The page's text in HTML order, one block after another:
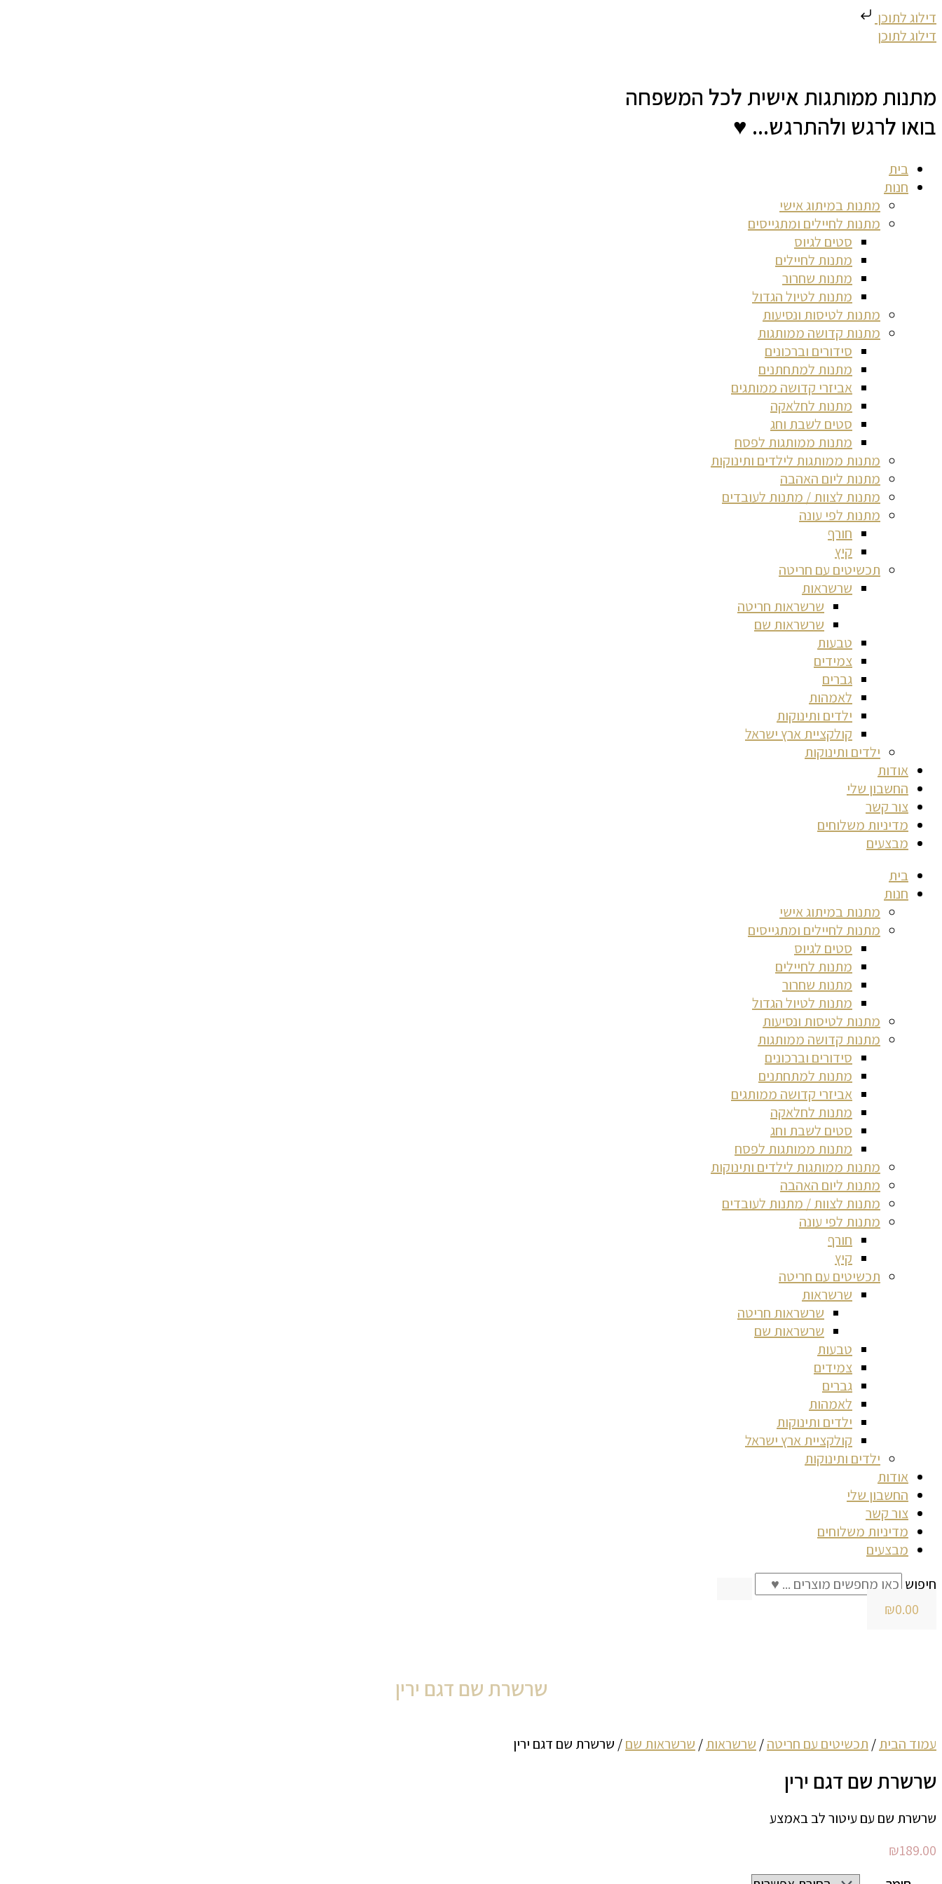
דילוג לתוכן
דילוג לתוכן
מתנות ממותגות אישית לכל המשפחה
בואו לרגש ולהתרגש... ♥
בית
חנות
מתנות במיתוג אישי
מתנות לחיילים ומתגייסים
סטים לגיוס
מתנות לחיילים
מתנות שחרור
מתנות לטיול הגדול
מתנות לטיסות ונסיעות
מתנות קדושה ממותגות
סידורים וברכונים
מתנות למתחתנים
אביזרי קדושה ממותגים
מתנות לחלאקה
סטים לשבת וחג
מתנות ממותגות לפסח
מתנות ממותגות לילדים ותינוקות
מתנות ליום האהבה
מתנות לצוות / מתנות לעובדים
מתנות לפי עונה
חורף
קיץ
תכשיטים עם חריטה
שרשראות
שרשראות חריטה
שרשראות שם
טבעות
צמידים
גברים
לאמהות
ילדים ותינוקות
קולקציית ארץ ישראל
ילדים ותינוקות
אודות
החשבון שלי
צור קשר
מדיניות משלוחים
מבצעים
בית
חנות
מתנות במיתוג אישי
מתנות לחיילים ומתגייסים
סטים לגיוס
מתנות לחיילים
מתנות שחרור
מתנות לטיול הגדול
מתנות לטיסות ונסיעות
מתנות קדושה ממותגות
סידורים וברכונים
מתנות למתחתנים
אביזרי קדושה ממותגים
מתנות לחלאקה
סטים לשבת וחג
מתנות ממותגות לפסח
מתנות ממותגות לילדים ותינוקות
מתנות ליום האהבה
מתנות לצוות / מתנות לעובדים
מתנות לפי עונה
חורף
קיץ
תכשיטים עם חריטה
שרשראות
שרשראות חריטה
שרשראות שם
טבעות
צמידים
גברים
לאמהות
ילדים ותינוקות
קולקציית ארץ ישראל
ילדים ותינוקות
אודות
החשבון שלי
צור קשר
מדיניות משלוחים
מבצעים
חיפוש
₪0.00
שרשרת שם דגם ירין
עמוד הבית/ תכשיטים עם חריטה/ שרשראות/ שרשראות שם/ שרשרת שם דגם ירין
שרשרת שם דגם ירין
שרשרת שם עם עיטור לב באמצע
₪189.00